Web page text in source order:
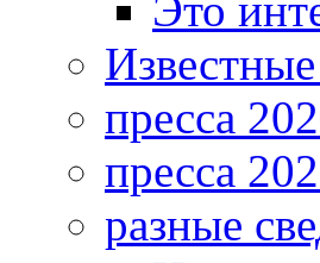
пресса
пресса
разные